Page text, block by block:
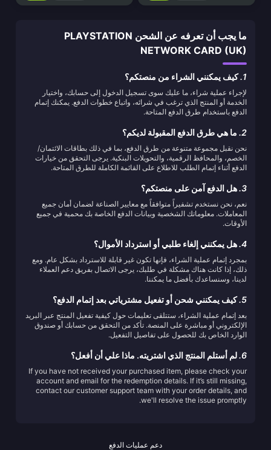
ما يجب أن تعرفه عن الشحن PLAYSTATION
NETWORK CARD (UK)
1. كيف يمكنني الشراء من منصتكم؟
لإجراء عملية شراء، ما عليك سوى تسجيل الدخول إلى حسابك، واختيار
الخدمة أو المنتج الذي ترغب في شرائه، واتباع خطوات الدفع. يمكنك إتمام
الدفع باستخدام طرق الدفع المتاحة.
2. ما هي طرق الدفع المقبولة لديكم؟
نحن نقبل مجموعة متنوعة من طرق الدفع، بما في ذلك بطاقات الائتمان/
الخصم، والمحافظ الرقمية، والتحويلات البنكية. يرجى التحقق من خيارات
الدفع أثناء إتمام الطلب للاطلاع على القائمة الكاملة للطرق المتاحة.
3. هل الدفع آمن على منصتكم؟
نعم، نحن نستخدم تشفيراً متوافقاً مع معايير الصناعة لضمان أمان جميع
المعاملات. معلوماتك الشخصية وبيانات الدفع الخاصة بك محمية في جميع
الأوقات.
4. هل يمكنني إلغاء طلبي أو استرداد الأموال؟
بمجرد إتمام عملية الشراء، فإنها تكون غير قابلة للاسترداد بشكل عام. ومع
ذلك، إذا كانت هناك مشكلة في طلبك، يرجى الاتصال بفريق دعم العملاء
لدينا، وسنساعدك بأفضل ما يمكننا.
5. كيف يمكنني شحن أو تفعيل مشترياتي بعد إتمام الدفع؟
بعد إتمام عملية الشراء، ستتلقى تعليمات حول كيفية تفعيل المنتج عبر البريد
الإلكتروني أو مباشرة على المنصة. تأكد من التحقق من حسابك أو صندوق
الوارد الخاص بك للحصول على تفاصيل التفعيل.
6. لم أستلم المنتج الذي اشتريته. ماذا علي أن أفعل؟
If you have not received your purchased item, please check your
account and email for the redemption details. If it’s still missing,
contact our customer support team with your order details, and
we'll resolve the issue promptly.
دعم عمليات الدفع